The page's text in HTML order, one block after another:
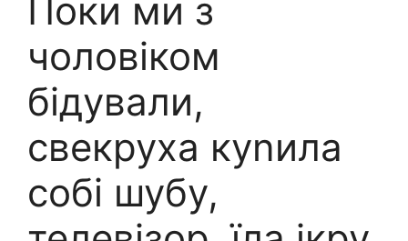
Поки ми з
чоловіком
бідували,
свекруха куnила
собі шубу,